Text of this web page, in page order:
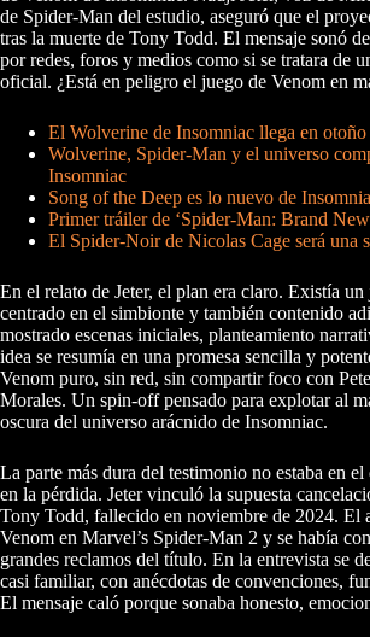
de Spider-Man del estudio, aseguró que el
tras la muerte de Tony Todd. El mensaje sonó
por redes, foros y medios como si se tratara de
oficial. ¿Está en peligro el juego de Venom en
El Wolverine de Insomniac llega en
Wolverine, Spider-Man y el universo
Insomniac
Song of the Deep es lo nuevo de
Primer tráiler de ‘Spider-Man: Brand
El Spider‑Noir de Nicolas Cage será una
En el relato de Jeter, el plan era claro. Existía
centrado en el simbionte y también contenido
mostrado escenas iniciales, planteamiento
idea se resumía en una promesa sencilla y
Venom puro, sin red, sin compartir foco con
Morales. Un spin-off pensado para explotar al
oscura del universo arácnido de Insomniac.
La parte más dura del testimonio no estaba en
en la pérdida. Jeter vinculó la supuesta
Tony Todd, fallecido en noviembre de 2024. El
Venom en Marvel’s Spider-Man 2 y se había
grandes reclamos del título. En la entrevista se
casi familiar, con anécdotas de convenciones,
El mensaje caló porque sonaba honesto,